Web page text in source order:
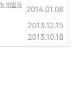
개발자 2014.01.08
2013.12.15
2013.10.18